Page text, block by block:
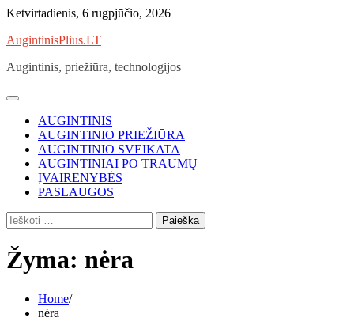
Skip
content
Ketvirtadienis, 6 rugpjūčio, 2026
AugintinisPlius.LT
Augintinis, priežiūra, technologijos
AUGINTINIS
AUGINTINIO PRIEŽIŪRA
AUGINTINIO SVEIKATA
AUGINTINIAI PO TRAUMŲ
ĮVAIRENYBĖS
PASLAUGOS
Ieškoti:
Žyma: nėra
Home
nėra